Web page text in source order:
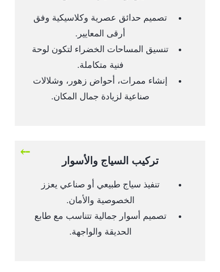
تصميم حدائق عصرية وكلاسيكية وفق
أرقى المعايير.
تنسيق المساحات الخضراء لتكون لوحة
فنية متكاملة.
إنشاء ممرات، أحواض زهور، وشلالات
صناعية لزيادة جمال المكان.
تركيب السياج والأسوار
تنفيذ سياج طبيعي أو صناعي يعزز
الخصوصية والأمان.
تصميم أسوار جمالية تتناسب مع طابع
الحديقة والواجهة.